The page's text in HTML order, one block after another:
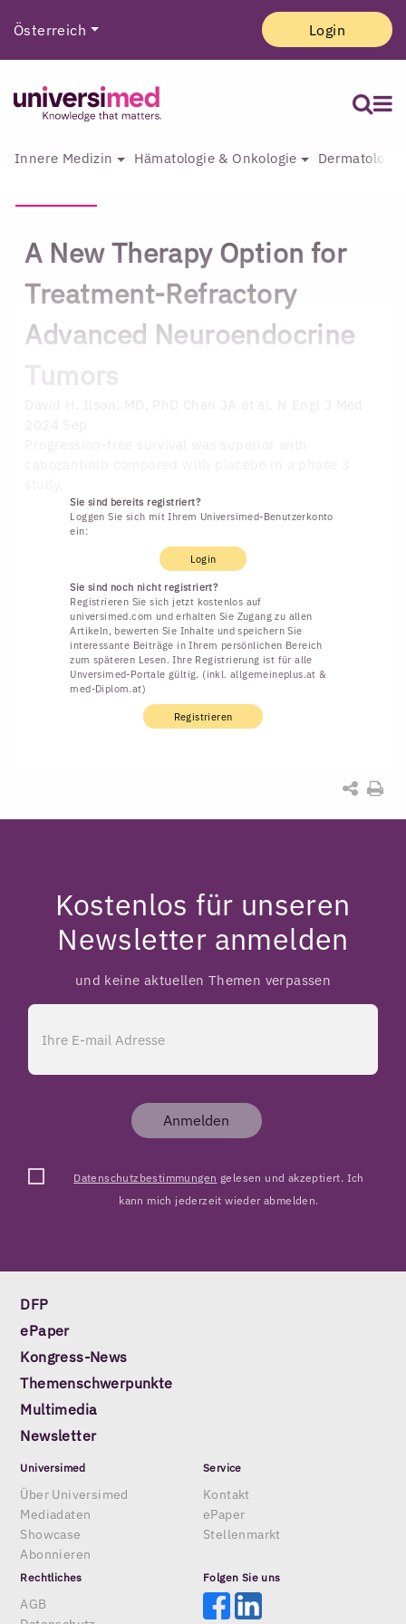
Österreich Login
Innere Medizin Hämatologie & Onkologie
A New Therapy Option for
Treatment-Refractory
Advanced Neuroendocrine
Tumors
Sie sind bereits registriert?
Loggen Sie sich mit Ihrem Universimed-Benutzerkonto
ein:
Login
Sie sind noch nicht registriert?
Registrieren Sie sich jetzt kostenlos auf
universimed.com und erhalten Sie Zugang zu allen
Artikeln, bewerten Sie Inhalte und speichern Sie
interessante Beiträge in Ihrem persönlichen Bereich
zum späteren Lesen. Ihre Registrierung ist für alle
Unversimed-Portale gültig. (inkl. allgemeineplus.at &
med-Diplom.at)
Registrieren
Kostenlos für unseren
Newsletter anmelden
und keine aktuellen Themen verpassen
Anmelden
Datenschutzbestimmungen gelesen und akzeptiert. Ich
kann mich jederzeit wieder abmelden.
DFP
ePaper
Kongress-News
Themenschwerpunkte
Multimedia
Newsletter
Universimed
Über Universimed
Mediadaten
Showcase
Abonnieren
Service
Kontakt
ePaper
Stellenmarkt
Rechtliches
AGB
Folgen Sie uns